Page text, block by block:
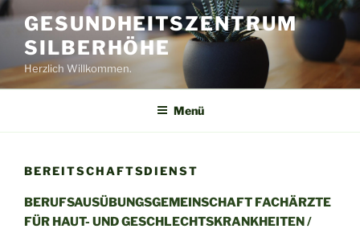
Zum
Inhalt
springen
GESUNDHEITSZENTRUM
SILBERHÖHE
Herzlich Willkommen.
Menü
BEREITSCHAFTSDIENST
BERUFSAUSÜBUNGSGEMEINSCHAFT FACHÄRZTE
FÜR HAUT- UND GESCHLECHTSKRANKHEITEN /